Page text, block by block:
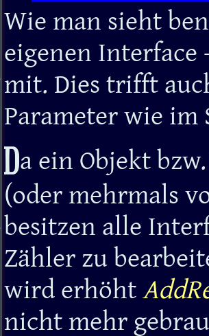
Wie man sieht
eigenen Interface
mit. Dies trifft
Parameter wie im
Da ein Objekt
(oder mehrmals
besitzen alle
Zähler zu
wird erhöht
nicht mehr